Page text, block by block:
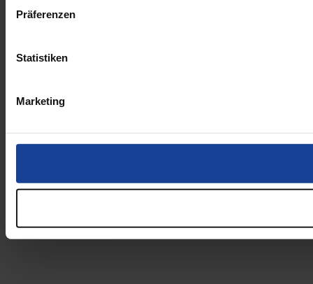
Präferenzen
Statistiken
Marketing